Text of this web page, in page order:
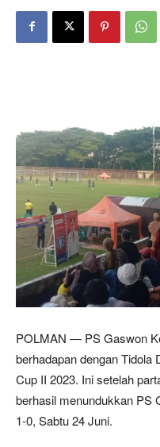
POLMAN — PS Gaswon
berhadapan dengan Tidola
Cup II 2023. Ini setelah
berhasil menundukkan PS
1-0, Sabtu 24 Juni.